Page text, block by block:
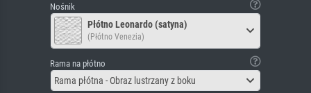
Nośnik
Płótno Leonardo (satyna)
(Płótno Venezia)
Rama na płótno
Rama płótna - Obraz lustrzany z boku